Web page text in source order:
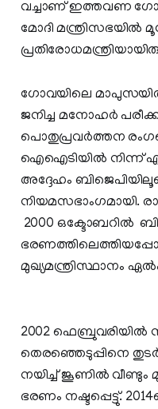
വച്ചാണ് ഇത്തവണ
മോദി മന്ത്രിസഭയിൽ
ഗോവയിലെ
ജനിച്ച മനോഹര്‍
പൊതുപ്രവര്‍ത്തന
ഐഐടിയില്‍ നിന്ന്
അദ്ദേഹം
നിയമസഭാംഗമായി.
2000 ഒക്ടോബറില്‍
മുഖ്യമന്ത്രിസ്ഥാനം
2002 ഫെബ്രുവരിയില്‍
തെരഞ്ഞെടുപ്പിനെ
നയിച്ച് ജൂണില്‍ വീണ്ടും
ഭരണം നഷ്ടപ്പെട്ടു്.